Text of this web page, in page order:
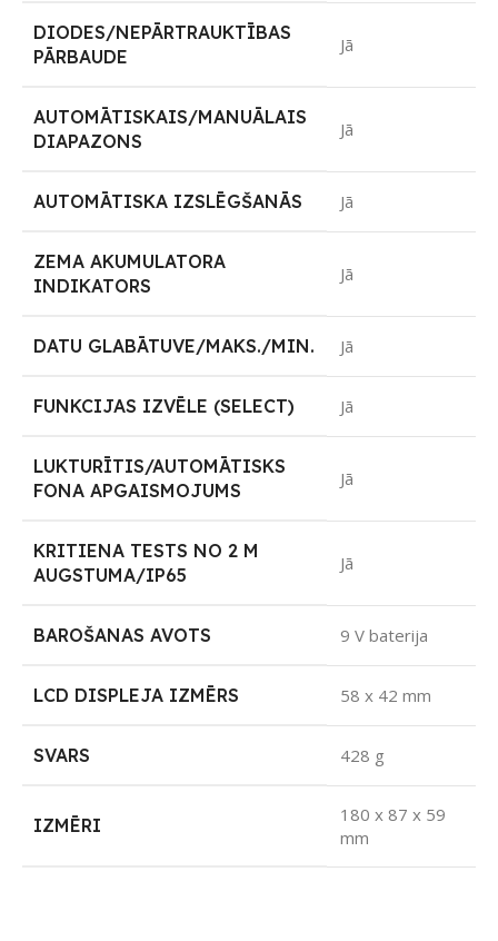
DIODES/NEPĀRTRAUKTĪBAS
PĀRBAUDE
Jā
AUTOMĀTISKAIS/MANUĀLAIS
DIAPAZONS
Jā
AUTOMĀTISKA IZSLĒGŠANĀS Jā
ZEMA AKUMULATORA
INDIKATORS
Jā
DATU GLABĀTUVE/MAKS./MIN. Jā
FUNKCIJAS IZVĒLE (SELECT) Jā
LUKTURĪTIS/AUTOMĀTISKS
FONA APGAISMOJUMS
Jā
KRITIENA TESTS NO 2 M
AUGSTUMA/IP65
Jā
BAROŠANAS AVOTS 9 V baterija
LCD DISPLEJA IZMĒRS 58 x 42 mm
SVARS 428 g
IZMĒRI
180 x 87 x 59
mm